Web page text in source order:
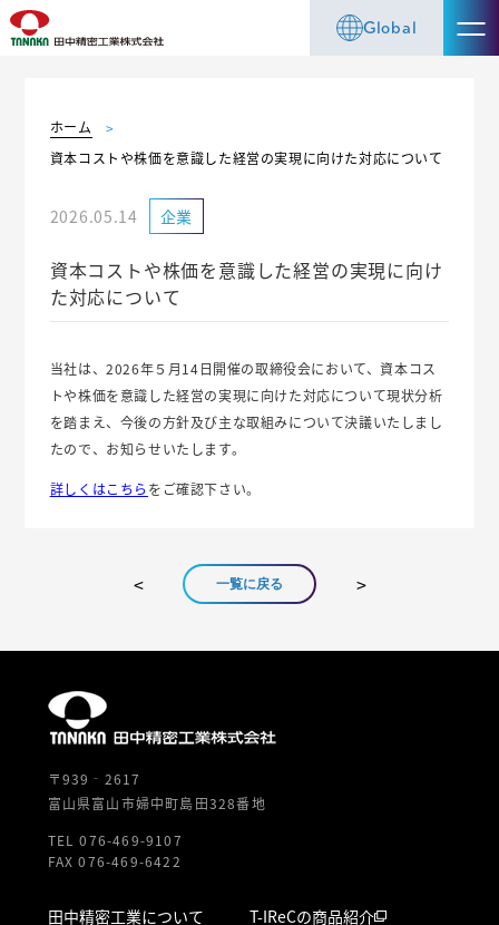
Global
ホーム
資本コストや株価を意識した経営の実現に向けた対応について
2026.05.14 企業
資本コストや株価を意識した経営の実現に向け
た対応について
当社は、2026年５月14日開催の取締役会において、資本コス
トや株価を意識した経営の実現に向けた対応について現状分析
を踏まえ、今後の方針及び主な取組みについて決議いたしまし
たので、お知らせいたします。
詳しくはこちらをご確認下さい。
一覧に戻る
〒939‐2617
富山県富山市婦中町島田328番地
TEL 076-469-9107
FAX 076-469-6422
田中精密工業について T-IReCの商品紹介